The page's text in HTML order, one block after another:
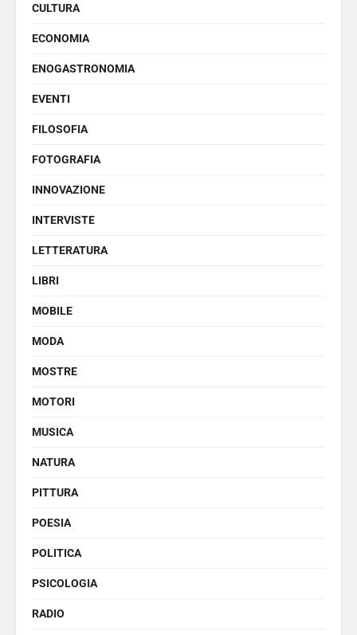
CULTURA
ECONOMIA
ENOGASTRONOMIA
EVENTI
FILOSOFIA
FOTOGRAFIA
INNOVAZIONE
INTERVISTE
LETTERATURA
LIBRI
MOBILE
MODA
MOSTRE
MOTORI
MUSICA
NATURA
PITTURA
POESIA
POLITICA
PSICOLOGIA
RADIO